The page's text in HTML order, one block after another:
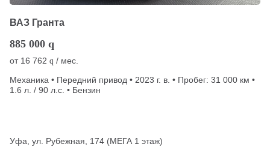
ВАЗ Гранта
885 000 q
от 16 762 q / мес.
Механика • Передний привод • 2023 г. в. • Пробег: 31 000 км •
1.6 л. / 90 л.с. • Бензин
Уфа, ул. Рубежная, 174 (МЕГА 1 этаж)